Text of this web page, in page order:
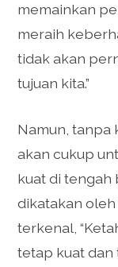
memainkan
meraih
tidak akan
tujuan kita.”
Namun, tanpa
akan cukup
kuat di tengah
dikatakan
terkenal,
tetap kuat dan